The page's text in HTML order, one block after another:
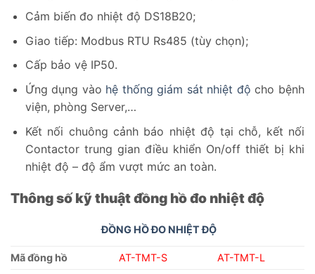
Cảm biến đo nhiệt độ DS18B20;
Giao tiếp: Modbus RTU Rs485 (tùy chọn);
Cấp bảo vệ IP50.
Ứng dụng vào hệ thống giám sát nhiệt độ cho bệnh
viện, phòng Server,…
Kết nối chuông cảnh báo nhiệt độ tại chỗ, kết nối
Contactor trung gian điều khiển On/off thiết bị khi
nhiệt độ – độ ẩm vượt mức an toàn.
Thông số kỹ thuật đồng hồ đo nhiệt độ
ĐỒNG HỒ ĐO NHIỆT ĐỘ
Mã đồng hồ AT-TMT-S AT-TMT-L